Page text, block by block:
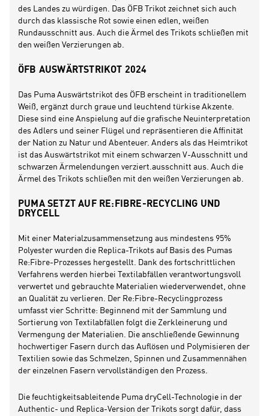
des Landes zu würdigen. Das ÖFB Trikot zeichnet sich auch
durch das klassische Rot sowie einen edlen, weißen
Rundausschnitt aus. Auch die Ärmel des Trikots schließen mit
den weißen Verzierungen ab.
ÖFB AUSWÄRTSTRIKOT 2024
Das Puma Auswärtstrikot des ÖFB erscheint in traditionellem
Weiß, ergänzt durch graue und leuchtend türkise Akzente.
Diese sind eine Anspielung auf die grafische Neuinterpretation
des Adlers und seiner Flügel und repräsentieren die Affinität
der Nation zu Natur und Abenteuer. Anders als das Heimtrikot
ist das Auswärtstrikot mit einem schwarzen V-Ausschnitt und
schwarzen Ärmelendungen verziert.ausschnitt aus. Auch die
Ärmel des Trikots schließen mit den weißen Verzierungen ab.
PUMA SETZT AUF RE:FIBRE-RECYCLING UND
DRYCELL
Mit einer Materialzusammensetzung aus mindestens 95%
Polyester wurden die Replica-Trikots auf Basis des Pumas
Re:Fibre-Prozesses hergestellt. Dank des fortschrittlichen
Verfahrens werden hierbei Textilabfällen verantwortungsvoll
verwertet und gebrauchte Materialien wiederverwendet, ohne
an Qualität zu verlieren. Der Re:Fibre-Recyclingprozess
umfasst vier Schritte: Beginnend mit der Sammlung und
Sortierung von Textilabfällen folgt die Zerkleinerung und
Vermengung der Materialien. Die anschließende Gewinnung
hochwertiger Fasern durch das Auflösen und Polymisieren der
Textilien sowie das Schmelzen, Spinnen und Zusammennähen
der einzelnen Fasern vervollständigen den Prozess.
Die feuchtigkeitsableitende Puma dryCell-Technologie in der
Authentic- und Replica-Version der Trikots sorgt dafür, dass